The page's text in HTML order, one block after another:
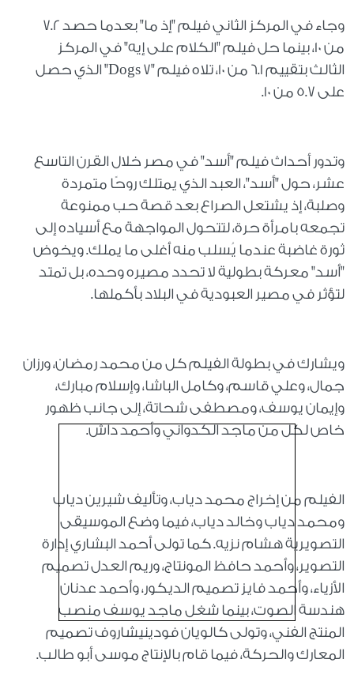
وجاء في المركز الثاني فيلم "إذ ما" بعدما حصد 7.2
من 10، بينما حل فيلم "الكلام على إيه" في المركز
الثالث بتقييم 6.1 من 10، تلاه فيلم "7 Dogs" الذي حصل
على 5.7 من 10.
وتدور أحداث فيلم "أسد" في مصر خلال القرن التاسع
عشر، حول "أسد"، العبد الذي يمتلك روحًا متمردة
وصلبة، إذ يشتعل الصراع بعد قصة حب ممنوعة
تجمعه بامرأة حرة، لتتحول المواجهة مع أسياده إلى
ثورة غاضبة عندما يُسلب منه أغلى ما يملك. ويخوض
"أسد" معركة بطولية لا تحدد مصيره وحده، بل تمتد
لتؤثر في مصير العبودية في البلاد بأكملها.
ويشارك في بطولة الفيلم كل من محمد رمضان، ورزان
جمال، وعلي قاسم، وكامل الباشا، وإسلام مبارك،
وإيمان يوسف، ومصطفى شحاتة، إلى جانب ظهور
خاص لكل من ماجد الكدواني وأحمد داش.
الفيلم من إخراج محمد دياب، وتأليف شيرين دياب
ومحمد دياب وخالد دياب، فيما وضع الموسيقى
التصويرية هشام نزيه. كما تولى أحمد البشاري إدارة
التصوير، وأحمد حافظ المونتاج، وريم العدل تصميم
الأزياء، وأحمد فايز تصميم الديكور، وأحمد عدنان
هندسة الصوت، بينما شغل ماجد يوسف منصب
المنتج الفني، وتولى كالويان فودينيشاروف تصميم
المعارك والحركة، فيما قام بالإنتاج موسى أبو طالب.